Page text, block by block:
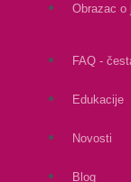
Obrazac o
FAQ -
Edukacije
Novosti
Blog